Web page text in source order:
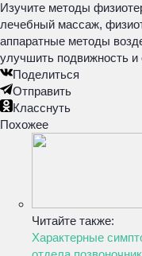
Изучите методы
лечебный массаж,
аппаратные методы
улучшить подвижность
Поделиться
Отправить
Класснуть
Похожее
Читайте также:
Характерные